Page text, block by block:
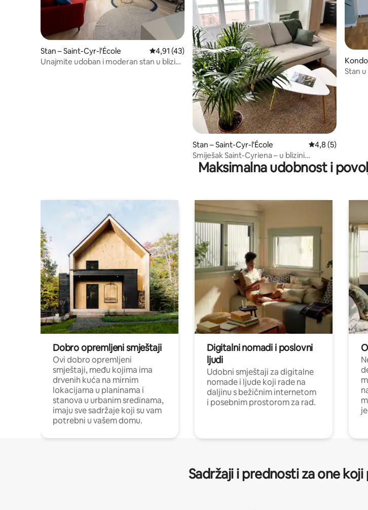
Stan – Saint-Cyr-l'École Prosječna ocjena: 4,91/5, recenzija: 43
4,91 (43)
Unajmite udoban i moderan stan u blizini
Stan – Saint-Cyr-l'École Prosječna
4,8 (5)
Smiješak Saint-Cyriena – u blizini
Versaillesa
e
Stan
Maksimalna udobnost i
Dobro opremljeni smještaji
Ovi dobro opremljeni
smještaji, među kojima ima
drvenih kuća na mirnim
lokacijama u planinama i
stanova u urbanim sredinama,
imaju sve sadržaje koji su vam
potrebni u vašem domu.
Digitalni nomadi i poslovni
ljudi
Udobni smještaji za digitalne
nomade i ljude koji rade na
daljinu s bežičnim internetom
i posebnim prostorom za rad.
Sadržaji i prednosti za one